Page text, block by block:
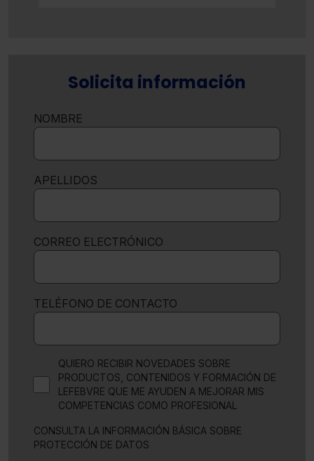
Solicita información
NOMBRE
APELLIDOS
CORREO ELECTRÓNICO
TELÉFONO DE CONTACTO
QUIERO RECIBIR NOVEDADES SOBRE
PRODUCTOS, CONTENIDOS Y FORMACIÓN DE
LEFEBVRE QUE ME AYUDEN A MEJORAR MIS
COMPETENCIAS COMO PROFESIONAL
CONSULTA LA INFORMACIÓN BÁSICA SOBRE
PROTECCIÓN DE DATOS